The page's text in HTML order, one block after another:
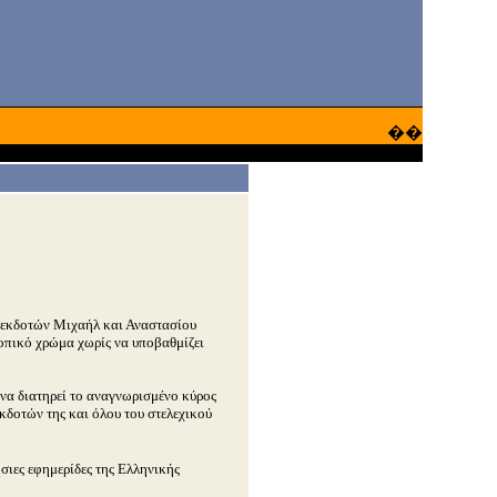
��
Μιχαήλ και Αναστασίου
χρώμα χωρίς να υποβαθμίζει
διατηρεί το αναγνωρισμένο κύρος
της και όλου του στελεχικού
εφημερίδες της Ελληνικής